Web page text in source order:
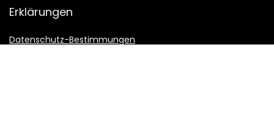
Erklärungen
Datenschutz-Bestimmungen